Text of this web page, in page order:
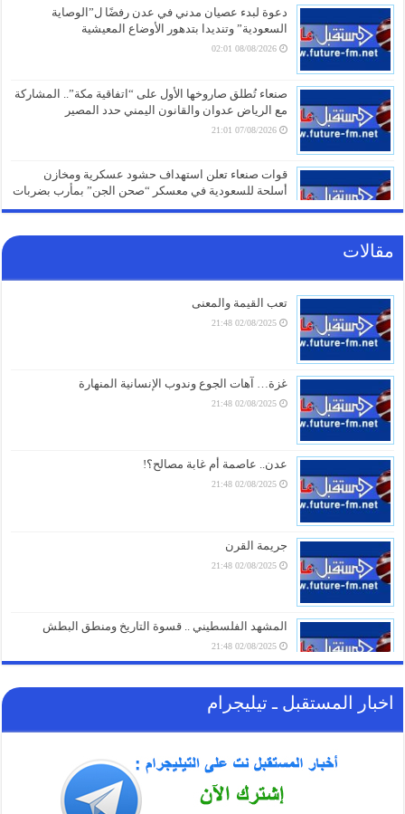
دعوة لبدء عصيان مدني في عدن رفضًا ل”الوصاية
السعودية” وتنديدا بتدهور الأوضاع المعيشية
08/08/2026 02:01
صنعاء تُطلق صاروخها الأول على “اتفاقية مكة”.. المشاركة
مع الرياض عدوان والقانون اليمني حدد المصير
07/08/2026 21:01
قوات صنعاء تعلن استهداف حشود عسكرية ومخازن
أسلحة للسعودية في معسكر “صحن الجن” بمأرب بضربات
صاروخية ومسيّرة
07/08/2026 19:31
مقالات
تعب القيمة والمعنى
02/08/2025 21:48
غزة… آهات الجوع وندوب الإنسانية المنهارة
02/08/2025 21:48
عدن.. عاصمة أم غابة مصالح؟!
02/08/2025 21:48
جريمة القرن
02/08/2025 21:48
المشهد الفلسطيني .. قسوة التاريخ ومنطق البطش
02/08/2025 21:48
اخبار المستقبل ـ تيليجرام